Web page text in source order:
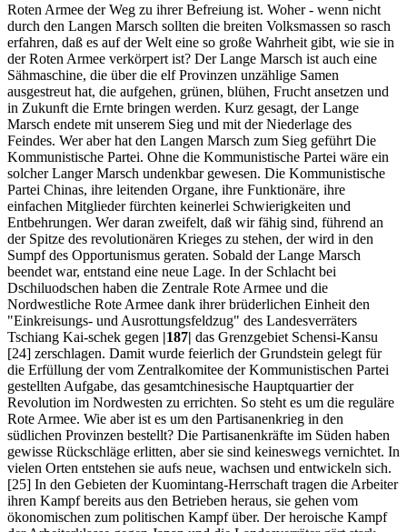
Roten Armee der Weg zu ihrer Befreiung ist. Woher - wenn nicht
durch den Langen Marsch sollten die breiten Volksmassen so rasch
erfahren, daß es auf der Welt eine so große Wahrheit gibt, wie sie in
der Roten Armee verkörpert ist? Der Lange Marsch ist auch eine
Sähmaschine, die über die elf Provinzen unzählige Samen
ausgestreut hat, die aufgehen, grünen, blühen, Frucht ansetzen und
in Zukunft die Ernte bringen werden. Kurz gesagt, der Lange
Marsch endete mit unserem Sieg und mit der Niederlage des
Feindes. Wer aber hat den Langen Marsch zum Sieg geführt Die
Kommunistische Partei. Ohne die Kommunistische Partei wäre ein
solcher Langer Marsch undenkbar gewesen. Die Kommunistische
Partei Chinas, ihre leitenden Organe, ihre Funktionäre, ihre
einfachen Mitglieder fürchten keinerlei Schwierigkeiten und
Entbehrungen. Wer daran zweifelt, daß wir fähig sind, führend an
der Spitze des revolutionären Krieges zu stehen, der wird in den
Sumpf des Opportunismus geraten. Sobald der Lange Marsch
beendet war, entstand eine neue Lage. In der Schlacht bei
Dschiluodschen haben die Zentrale Rote Armee und die
Nordwestliche Rote Armee dank ihrer brüderlichen Einheit den
"Einkreisungs- und Ausrottungsfeldzug" des Landesverräters
Tschiang Kai-schek gegen |187| das Grenzgebiet Schensi-Kansu
[24] zerschlagen. Damit wurde feierlich der Grundstein gelegt für
die Erfüllung der vom Zentralkomitee der Kommunistischen Partei
gestellten Aufgabe, das gesamtchinesische Hauptquartier der
Revolution im Nordwesten zu errichten. So steht es um die reguläre
Rote Armee. Wie aber ist es um den Partisanenkrieg in den
südlichen Provinzen bestellt? Die Partisanenkräfte im Süden haben
gewisse Rückschläge erlitten, aber sie sind keineswegs vernichtet. In
vielen Orten entstehen sie aufs neue, wachsen und entwickeln sich.
[25] In den Gebieten der Kuomintang-Herrschaft tragen die Arbeiter
ihren Kampf bereits aus den Betrieben heraus, sie gehen vom
ökonomischen zum politischen Kampf über. Der heroische Kampf